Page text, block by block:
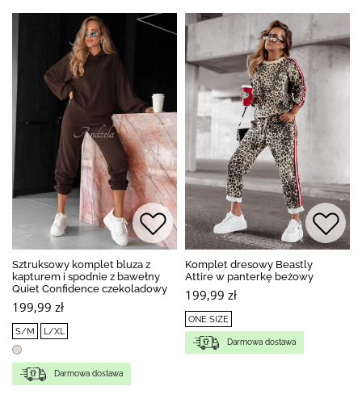
Sztruksowy komplet bluza z
kapturem i spodnie z bawełny
Quiet Confidence czekoladowy
199,99 zł
S/M L/XL
Darmowa dostawa
Komplet dresowy Beastly
Attire w panterkę beżowy
199,99 zł
ONE SIZE
Darmowa dostawa